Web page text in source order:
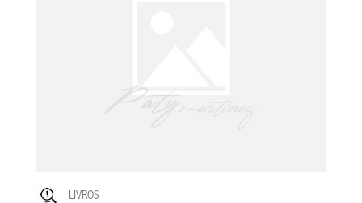
LIVROS